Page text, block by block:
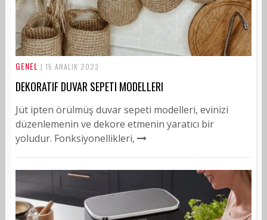
GENEL | 15 ARALIK 2023
DEKORATIF DUVAR SEPETI MODELLERI
Jüt ipten örülmüş duvar sepeti modelleri, evinizi
düzenlemenin ve dekore etmenin yaratıcı bir
yoludur. Fonksiyonellikleri,